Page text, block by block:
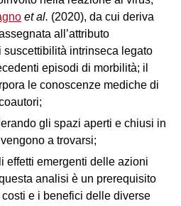
et al. (2020), da cui deriva
all’attributo
suscettibilità intrinseca legato
episodi di morbilità; il
le conoscenze mediche di
gli spazi aperti e chiusi in
a trovarsi;
effetti emergenti delle azioni
analisi è un prerequisito
e i benefici delle diverse